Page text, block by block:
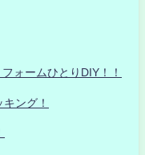
ォームひとりDIY！！
ング！